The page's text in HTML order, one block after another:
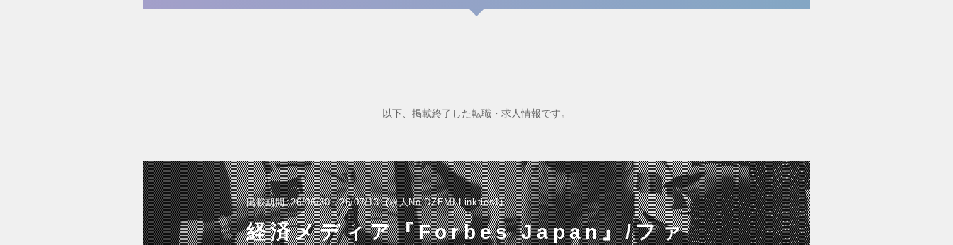
以下、掲載終了した転職・求人情報です。
掲載期間 26/06/30～26/07/13 求人No.DZEMI-Linkties1
経済メディア『Forbes Japan』/ファ